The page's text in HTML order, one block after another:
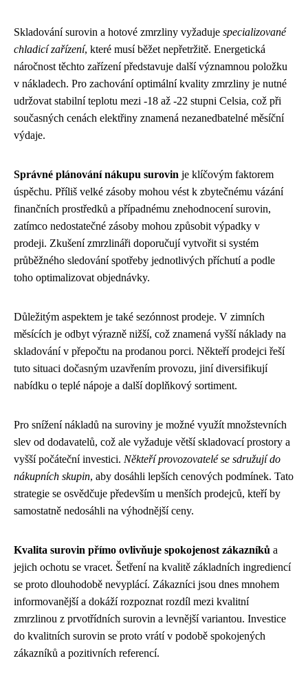
Skladování surovin a hotové zmrzliny vyžaduje specializované
chladicí zařízení, které musí běžet nepřetržitě. Energetická
náročnost těchto zařízení představuje další významnou položku
v nákladech. Pro zachování optimální kvality zmrzliny je nutné
udržovat stabilní teplotu mezi -18 až -22 stupni Celsia, což při
současných cenách elektřiny znamená nezanedbatelné měsíční
výdaje.
Správné plánování nákupu surovin je klíčovým faktorem
úspěchu. Příliš velké zásoby mohou vést k zbytečnému vázání
finančních prostředků a případnému znehodnocení surovin,
zatímco nedostatečné zásoby mohou způsobit výpadky v
prodeji. Zkušení zmrzlináři doporučují vytvořit si systém
průběžného sledování spotřeby jednotlivých příchutí a podle
toho optimalizovat objednávky.
Důležitým aspektem je také sezónnost prodeje. V zimních
měsících je odbyt výrazně nižší, což znamená vyšší náklady na
skladování v přepočtu na prodanou porci. Někteří prodejci řeší
tuto situaci dočasným uzavřením provozu, jiní diversifikují
nabídku o teplé nápoje a další doplňkový sortiment.
Pro snížení nákladů na suroviny je možné využít množstevních
slev od dodavatelů, což ale vyžaduje větší skladovací prostory a
vyšší počáteční investici. Někteří provozovatelé se sdružují do
nákupních skupin, aby dosáhli lepších cenových podmínek. Tato
strategie se osvědčuje především u menších prodejců, kteří by
samostatně nedosáhli na výhodnější ceny.
Kvalita surovin přímo ovlivňuje spokojenost zákazníků a
jejich ochotu se vracet. Šetření na kvalitě základních ingrediencí
se proto dlouhodobě nevyplácí. Zákazníci jsou dnes mnohem
informovanější a dokáží rozpoznat rozdíl mezi kvalitní
zmrzlinou z prvotřídních surovin a levnější variantou. Investice
do kvalitních surovin se proto vrátí v podobě spokojených
zákazníků a pozitivních referencí.